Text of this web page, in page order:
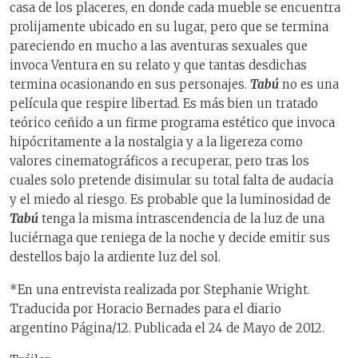
casa de los placeres, en donde cada mueble se encuentra
prolijamente ubicado en su lugar, pero que se termina
pareciendo en mucho a las aventuras sexuales que
invoca Ventura en su relato y que tantas desdichas
termina ocasionando en sus personajes. Tabú no es una
película que respire libertad. Es más bien un tratado
teórico ceñido a un firme programa estético que invoca
hipócritamente a la nostalgia y a la ligereza como
valores cinematográficos a recuperar, pero tras los
cuales solo pretende disimular su total falta de audacia
y el miedo al riesgo. Es probable que la luminosidad de
Tabú tenga la misma intrascendencia de la luz de una
luciérnaga que reniega de la noche y decide emitir sus
destellos bajo la ardiente luz del sol.
*En una entrevista realizada por Stephanie Wright.
Traducida por Horacio Bernades para el diario
argentino Página/12. Publicada el 24 de Mayo de 2012.